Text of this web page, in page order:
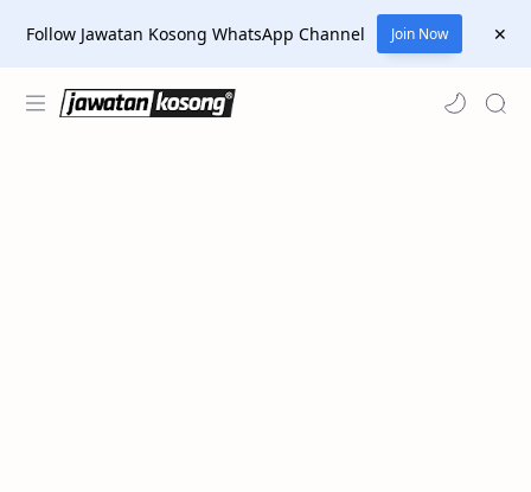
Follow Jawatan Kosong WhatsApp Channel Join Now